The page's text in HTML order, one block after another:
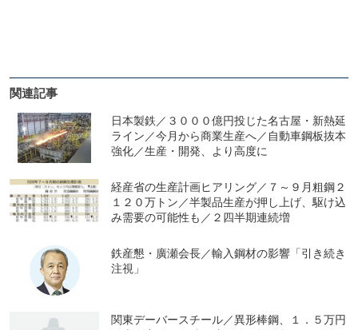
関連記事
日本製鉄／３０００億円投じた名古屋・新熱延
ライン／今月から商業生産へ／自動車鋼板抜本
強化／生産・開発、より高度に
経産省の生産計画ヒアリング／７～９月粗鋼２
１２０万トン／半製品生産が押し上げ、駆け込
み需要の可能性も／２四半期連続増
鉄産懇・廣瀬会長／輸入鋼材の影響「引き続き
注視」
関東デーバースチール／異形棒鋼、１．５万円